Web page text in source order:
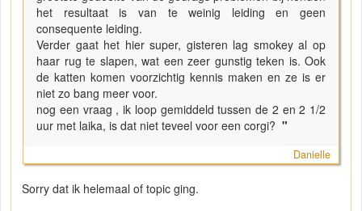
het resultaat is van te weinig leiding en geen
consequente leiding.
Verder gaat het hier super, gisteren lag smokey al op
haar rug te slapen, wat een zeer gunstig teken is. Ook
de katten komen voorzichtig kennis maken en ze is er
niet zo bang meer voor.
nog een vraag , ik loop gemiddeld tussen de 2 en 2 1/2
uur met laika, is dat niet teveel voor een corgi? "
Danielle
Sorry dat ik helemaal of topic ging.